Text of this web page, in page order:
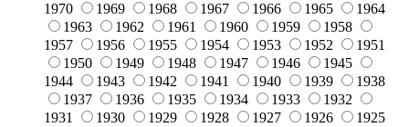
1970
1969 1968 1967 1966 1965
1964
1963
1962 1961 1960 1959
1958
1957
1956 1955 1954 1953 1952
1951
1950
1949 1948 1947 1946
1945
1944
1943 1942 1941 1940 1939
1938
1937
1936 1935 1934 1933
1932
1931
1930 1929 1928 1927 1926
1925